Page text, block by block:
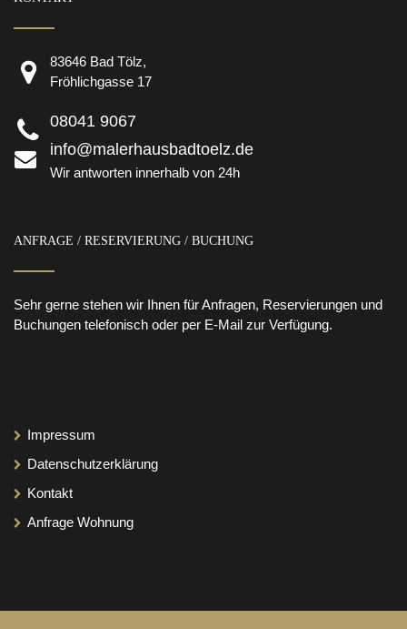
83646 Bad Tölz,
Fröhlichgasse 17
08041 9067
info@malerhausbadtoelz.de
Wir antworten innerhalb von 24h
ANFRAGE / RESERVIERUNG / BUCHUNG
Sehr gerne stehen wir Ihnen für Anfragen, Reservierungen und
Buchungen telefonisch oder per E-Mail zur Verfügung.
Impressum
Datenschutzerklärung
Kontakt
Anfrage Wohnung